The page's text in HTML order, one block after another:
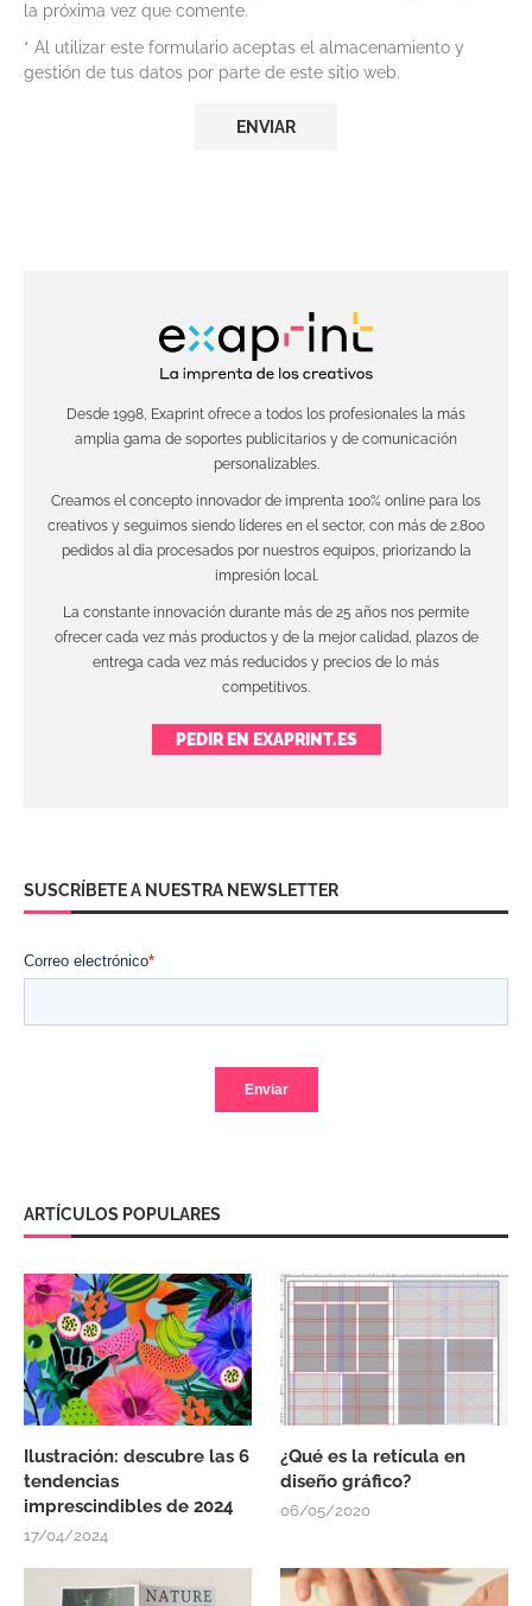
la próxima vez que comente.
* Al utilizar este formulario aceptas el almacenamiento y
gestión de tus datos por parte de este sitio web.
Desde 1998, Exaprint ofrece a todos los profesionales la más
amplia gama de soportes publicitarios y de comunicación
personalizables.
Creamos el concepto innovador de imprenta 100% online para los
creativos y seguimos siendo líderes en el sector, con más de 2.800
pedidos al día procesados por nuestros equipos, priorizando la
impresión local.
La constante innovación durante más de 25 años nos permite
ofrecer cada vez más productos y de la mejor calidad, plazos de
entrega cada vez más reducidos y precios de lo más
competitivos.
PEDIR EN EXAPRINT.ES
SUSCRÍBETE A NUESTRA NEWSLETTER
ARTÍCULOS POPULARES
Ilustración: descubre las 6
tendencias
imprescindibles de 2024
17/04/2024
¿Qué es la retícula en
diseño gráfico?
06/05/2020